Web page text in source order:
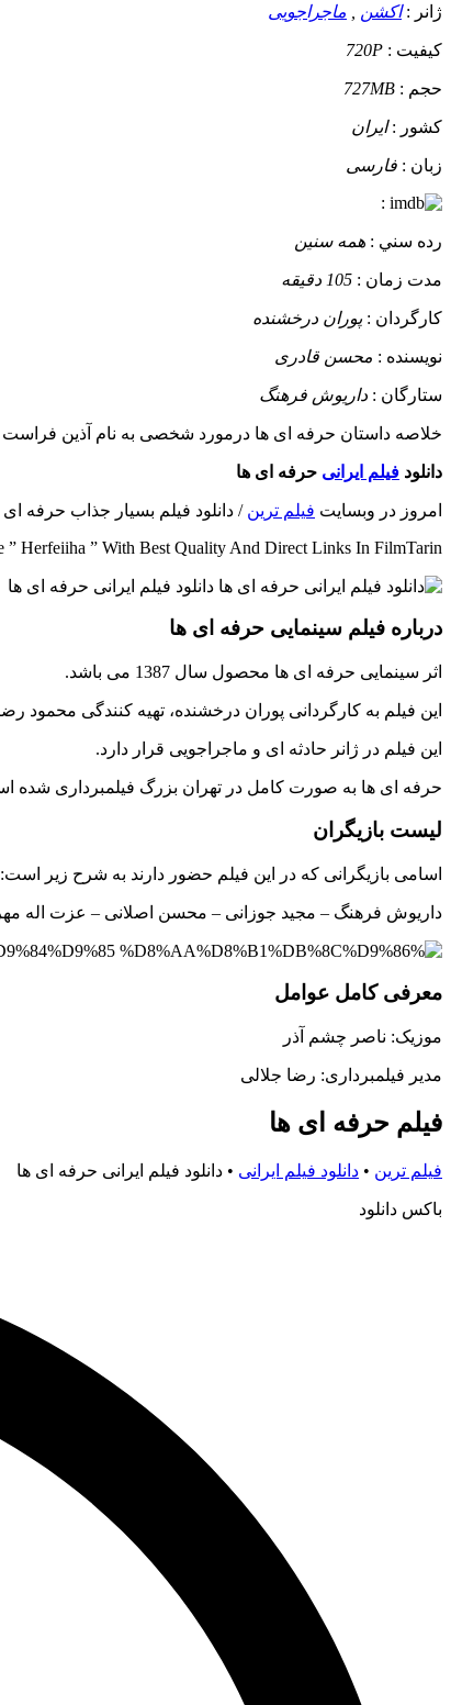
ژانر :اکشن ماجراجویی
کيفيت : 720P
حجم : 727MB
کشور :ایران
زبان : فارسی
:
رده سني : همه سنین
مدت زمان : 105 دقیقه
کارگردان :پوران درخشنده
نويسنده : محسن قادری
ستارگان : داریوش فرهنگ
خلاصه داستان حرفه ای ها درمورد شخصی به نام آذین فراست
دانلود فیلم ایرانی حرفه ای ها
امروز در وبسایت فیلم ترین / دانلود فیلم بسیار جذاب حرفه
” Herfeiiha ” With Best Quality And Direct Links In FilmTarin
درباره فیلم سینمایی حرفه ای ها
اثر سینمایی حرفه ای ها محصول سال 1387 می باشد.
این فیلم به کارگردانی پوران درخشنده، تهیه کنندگی
این فیلم در ژانر حادثه ای و ماجراجویی قرار دارد.
حرفه ای ها به صورت کامل در تهران بزرگ فیلمبرداری شده
لیست بازیگران
اسامی بازیگرانی که در این فیلم حضور دارند به شرح زیر است:
داریوش فرهنگ – مجید جوزانی – محسن اصلانی – عزت اله
معرفی کامل عوامل
موزیک: ناصر چشم آذر
مدیر فیلمبرداری: رضا جلالی
فیلم حرفه ای ها
فیلم ترین • دانلود فیلم ایرانی • دانلود فیلم ایرانی حرفه ای ها
باکس دانلود